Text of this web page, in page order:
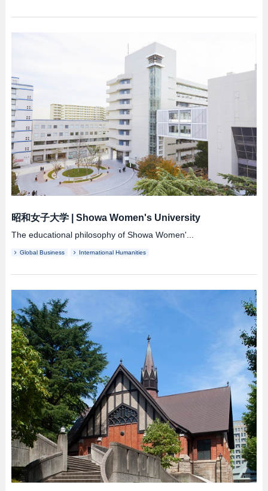
昭和女子大学| Showa Women's University
The educational philosophy of Showa Women'...
Global Business International Humanities